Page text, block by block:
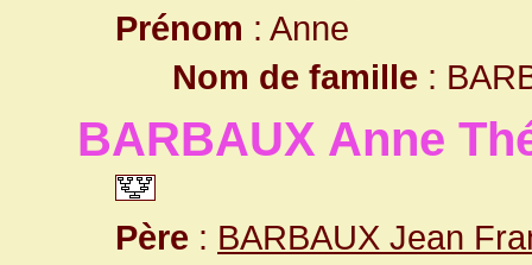
Prénom : Anne
Nom de famille :
BARBAUX Anne
Père : BARBAUX Jean